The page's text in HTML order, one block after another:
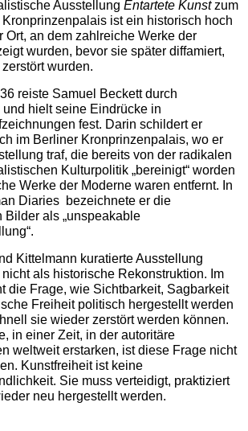
Ausstellung Entartete Kunstzum
ist ein historisch hoch
Ort, an dem zahlreiche Werke der
wurden, bevor sie später diffamiert,
wurden.
reiste Samuel Beckett durch
und hielt seine Eindrücke in
fest. Darin schildert er
im Berliner Kronprinzenpalais, wo er
traf, die bereits von der radikalen
Kulturpolitik „bereinigt“ worden
Werke der Moderne waren entfernt. In
Diaries bezeichnete er die
Bilder als „unspeakable
Kittelmann kuratierte Ausstellung
als historische Rekonstruktion. Im
die Frage, wie Sichtbarkeit, Sagbarkeit
Freiheit politisch hergestellt werden
sie wieder zerstört werden können.
in einer Zeit, in der autoritäre
weltweit erstarken, ist diese Frage nicht
Kunstfreiheit ist keine
Sie muss verteidigt, praktiziert
neu hergestellt werden.